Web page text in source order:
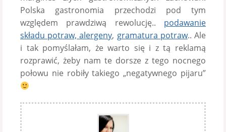
Polska gastronomia przechodzi pod tym
względem prawdziwą rewolucję.. podawanie
składu potraw, alergeny, gramatura potraw.. Ale
i tak pomyślałam, że warto się i z tą reklamą
rozprawić, żeby nam te dorsze z tego nocnego
połowu nie robiły takiego „negatywnego pijaru”